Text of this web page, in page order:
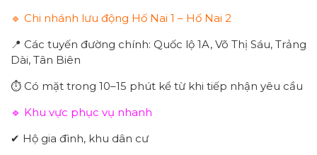
🔹 Chi nhánh lưu động Hố Nai 1 – Hố Nai 2
📍 Các tuyến đường chính: Quốc lộ 1A, Võ Thị Sáu, Trảng
Dài, Tân Biên
⏱ Có mặt trong 10–15 phút kể từ khi tiếp nhận yêu cầu
🔹 Khu vực phục vụ nhanh
✔ Hộ gia đình, khu dân cư